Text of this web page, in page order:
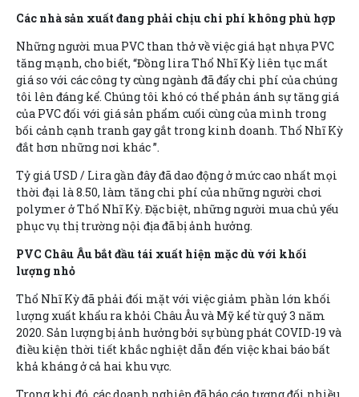
Các nhà sản xuất đang phải chịu chi phí không phù hợp
Những người mua PVC than thở về việc giá hạt nhựa PVC
tăng mạnh, cho biết, “Đồng lira Thổ Nhĩ Kỳ liên tục mất
giá so với các công ty cùng ngành đã đẩy chi phí của chúng
tôi lên đáng kể. Chúng tôi khó có thể phản ánh sự tăng giá
của PVC đối với giá sản phẩm cuối cùng của mình trong
bối cảnh cạnh tranh gay gắt trong kinh doanh. Thổ Nhĩ Kỳ
đắt hơn những nơi khác ”.
Tỷ giá USD / Lira gần đây đã dao động ở mức cao nhất mọi
thời đại là 8.50, làm tăng chi phí của những người chơi
polymer ở Thổ Nhĩ Kỳ. Đặc biệt, những người mua chủ yếu
phục vụ thị trường nội địa đã bị ảnh hưởng.
PVC Châu Âu bắt đầu tái xuất hiện mặc dù với khối
lượng nhỏ
Thổ Nhĩ Kỳ đã phải đối mặt với việc giảm phần lớn khối
lượng xuất khẩu ra khỏi Châu Âu và Mỹ kể từ quý 3 năm
2020. Sản lượng bị ảnh hưởng bởi sự bùng phát COVID-19 và
điều kiện thời tiết khắc nghiệt dẫn đến việc khai báo bất
khả kháng ở cả hai khu vực.